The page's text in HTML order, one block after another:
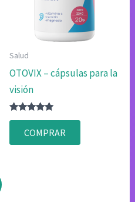
Salud
OTOVIX – cápsulas para la
visión
Valorado
4.83
de 5
COMPRAR